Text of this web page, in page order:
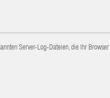
Server-Log-Dateien, die Ihr